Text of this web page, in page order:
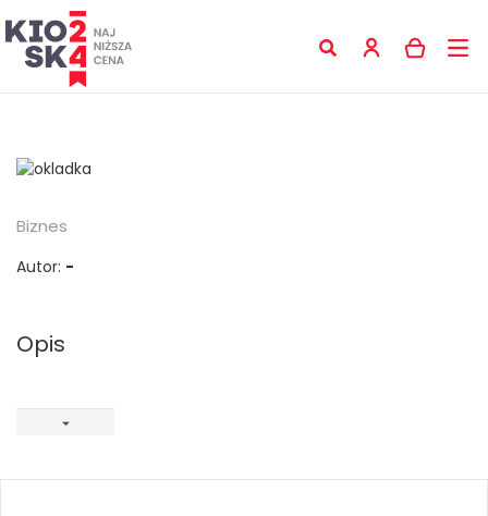
Biznes
Autor: -
Opis